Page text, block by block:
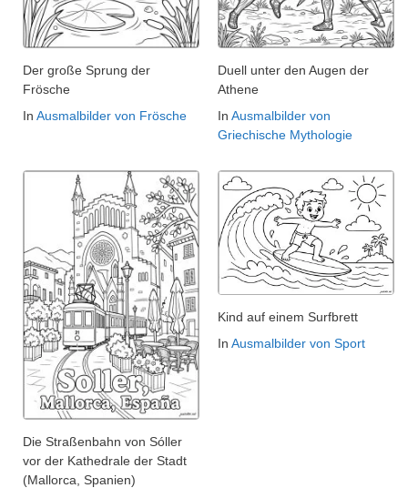
Der große Sprung der
Frösche
In Ausmalbilder von Frösche
Duell unter den Augen der
Athene
In Ausmalbilder von
Griechische Mythologie
Die Straßenbahn von Sóller
vor der Kathedrale der Stadt
(Mallorca, Spanien)
Kind auf einem Surfbrett
In Ausmalbilder von Sport